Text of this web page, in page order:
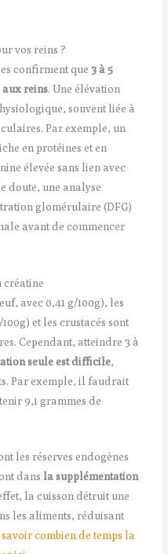
vos reins ?
confirment que3 à 5
aux reins. Une élévation
souvent liée à
Par exemple, un
en protéines et en
élevée sans lien avec
doute, une analyse
glomérulaire (DFG)
avant de commencer
créatine
avec 0,41 g/100g), les
et les crustacés sont
Cependant, atteindre 3 à
seule est difficile,
Par exemple, il faudrait
9,1 grammes de
les réserves endogènes
dans la supplémentation
la cuisson détruit une
les aliments, réduisant
combien de temps la